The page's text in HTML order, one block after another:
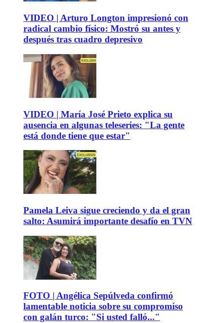
VIDEO | Arturo Longton impresionó con
radical cambio físico: Mostró su antes y
después tras cuadro depresivo
VIDEO | María José Prieto explica su
ausencia en algunas teleseries: "La gente
está donde tiene que estar"
Pamela Leiva sigue creciendo y da el gran
salto: Asumirá importante desafío en TVN
FOTO | Angélica Sepúlveda confirmó
lamentable noticia sobre su compromiso
con galán turco: "Si usted falló..."